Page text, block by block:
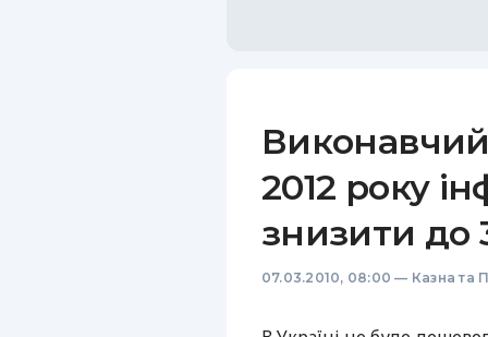
2012 року
знизити до
07.03.2010, 08:00 — Казна та